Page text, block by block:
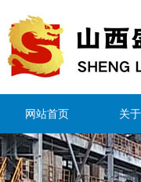
网站首页 关